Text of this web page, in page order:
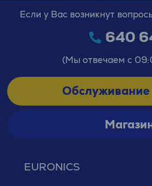
EURONICS
Если у Вас возникнут
640
(Мы отвечаем с
Обслуживание